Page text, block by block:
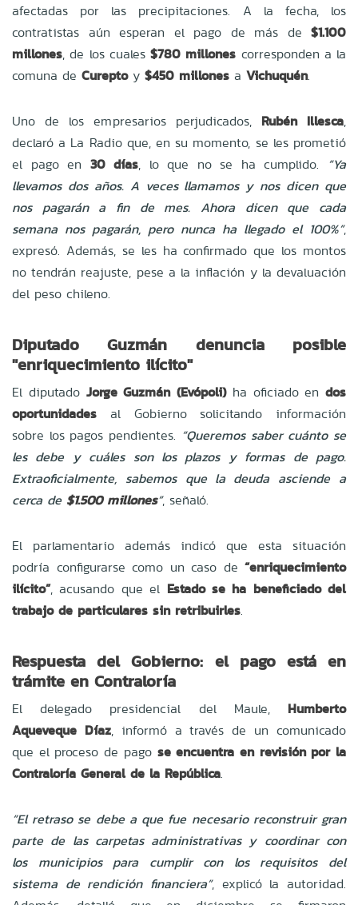
afectadas por las precipitaciones. A la fecha, los
contratistas aún esperan el pago de más de $1.100
millones, de los cuales $780 millones corresponden a la
comuna de Cureptoy $450 millones a Vichuquén.
Uno de los empresarios perjudicados, Rubén Illesca,
declaró a La Radio que, en su momento, se les prometió
el pago en 30 días, lo que no se ha cumplido. “Ya
llevamos dos años. A veces llamamos y nos dicen que
nos pagarán a fin de mes. Ahora dicen que cada
semana nos pagarán, pero nunca ha llegado el 100%”,
expresó. Además, se les ha confirmado que los montos
no tendrán reajuste, pese a la inflación y la devaluación
del peso chileno.
Diputado Guzmán denuncia posible
"enriquecimiento ilícito"
El diputado Jorge Guzmán (Evópoli)ha oficiado en dos
oportunidades al Gobierno solicitando información
sobre los pagos pendientes. “Queremos saber cuánto se
les debe y cuáles son los plazos y formas de pago.
Extraoficialmente, sabemos que la deuda asciende a
cerca de $1.500 millones”, señaló.
El parlamentario además indicó que esta situación
podría configurarse como un caso de “enriquecimiento
ilícito”, acusando que el Estado se ha beneficiado del
trabajo de particulares sin retribuirles.
Respuesta del Gobierno: el pago está en
trámite en Contraloría
El delegado presidencial del Maule, Humberto
Aqueveque Díaz, informó a través de un comunicado
que el proceso de pago se encuentra en revisión por la
Contraloría General de la República.
“El retraso se debe a que fue necesario reconstruir gran
parte de las carpetas administrativas y coordinar con
los municipios para cumplir con los requisitos del
sistema de rendición financiera”, explicó la autoridad.